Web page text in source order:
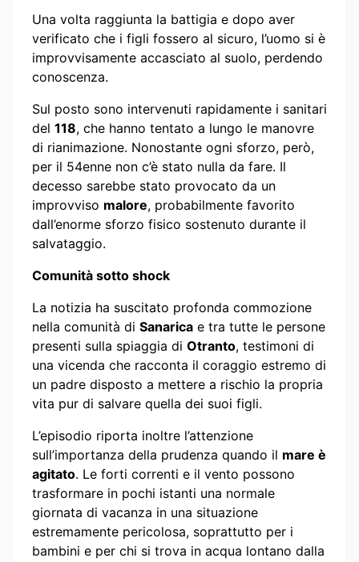
Una volta raggiunta la battigia e dopo aver
verificato che i figli fossero al sicuro, l’uomo si è
improvvisamente accasciato al suolo, perdendo
conoscenza.
Sul posto sono intervenuti rapidamente i sanitari
del 118, che hanno tentato a lungo le manovre
di rianimazione. Nonostante ogni sforzo, però,
per il 54enne non c’è stato nulla da fare. Il
decesso sarebbe stato provocato da un
improvviso malore, probabilmente favorito
dall’enorme sforzo fisico sostenuto durante il
salvataggio.
Comunità sotto shock
La notizia ha suscitato profonda commozione
nella comunità di Sanarica e tra tutte le persone
presenti sulla spiaggia di Otranto, testimoni di
una vicenda che racconta il coraggio estremo di
un padre disposto a mettere a rischio la propria
vita pur di salvare quella dei suoi figli.
L’episodio riporta inoltre l’attenzione
sull’importanza della prudenza quando il mare è
agitato. Le forti correnti e il vento possono
trasformare in pochi istanti una normale
giornata di vacanza in una situazione
estremamente pericolosa, soprattutto per i
bambini e per chi si trova in acqua lontano dalla